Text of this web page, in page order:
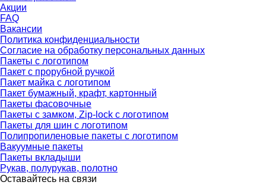
Акции
FAQ
Вакансии
Политика конфиденциальности
Согласие на обработку персональных данных
Пакеты с логотипом
Пакет с прорубной ручкой
Пакет майка с логотипом
Пакет бумажный, крафт, картонный
Пакеты фасовочные
Пакеты с замком, Zip-lock с логотипом
Пакеты для шин с логотипом
Полипропиленовые пакеты с логотипом
Вакуумные пакеты
Пакеты вкладыши
Рукав, полурукав, полотно
Оставайтесь на связи